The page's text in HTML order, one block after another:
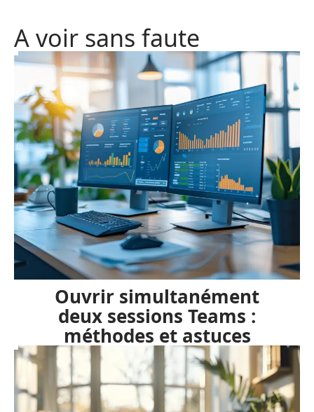
A voir sans faute
Ouvrir simultanément
deux sessions Teams :
méthodes et astuces